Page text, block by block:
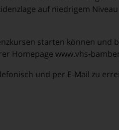
auf niedrigem
starten können und
Homepage www.vhs-
und per E-Mail zu